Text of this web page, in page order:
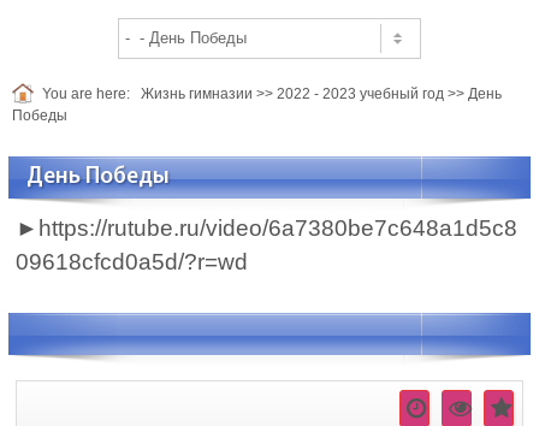
You are here: Жизнь гимназии >> 2022 - 2023 учебный год >> День
Победы
День Победы
►https://rutube.ru/video/6a7380be7c648a1d5c8
09618cfcd0a5d/?r=wd